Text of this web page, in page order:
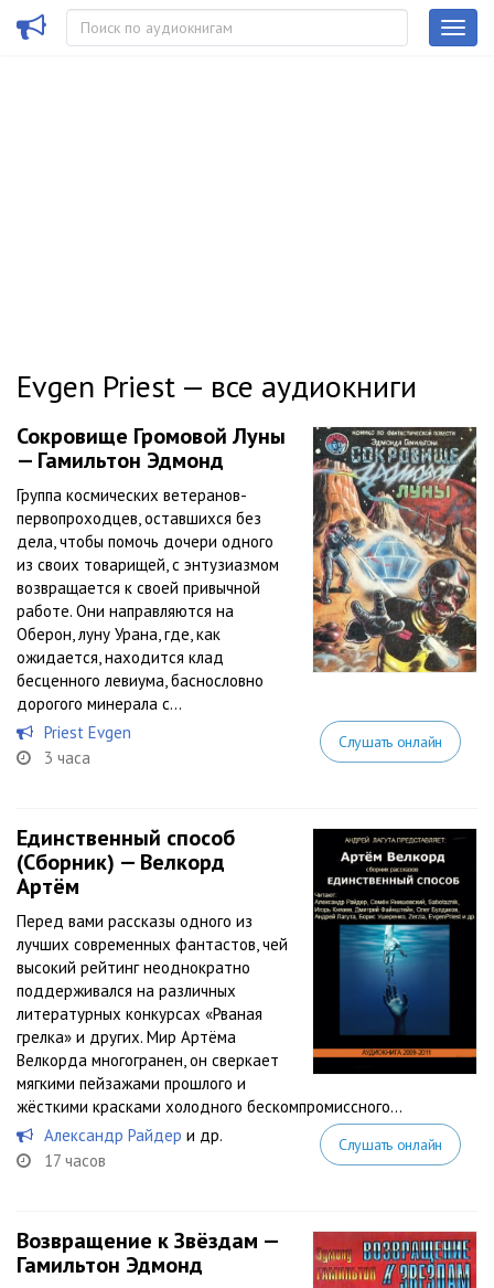
Evgen Priest — все аудиокниги
Сокровище Громовой Луны
— Гамильтон Эдмонд
Группа космических ветеранов-
первопроходцев, оставшихся без
дела, чтобы помочь дочери одного
из своих товарищей, с энтузиазмом
возвращается к своей привычной
работе. Они направляются на
Оберон, луну Урана, где, как
ожидается, находится клад
бесценного левиума, баснословно
дорогого минерала с...
Priest Evgen
3 часа
Слушать онлайн
Единственный способ
(Сборник) — Велкорд
Артём
Перед вами рассказы одного из
лучших современных фантастов, чей
высокий рейтинг неоднократно
поддерживался на различных
литературных конкурсах «Рваная
грелка» и других. Мир Артёма
Велкорда многогранен, он сверкает
мягкими пейзажами прошлого и
жёсткими красками холодного бескомпромиссного...
Александр Райдер и др.
17 часов
Слушать онлайн
Возвращение к Звёздам —
Гамильтон Эдмонд